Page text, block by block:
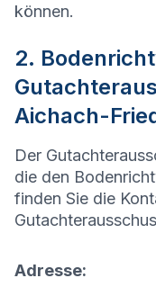
können.
2.
Aichach-
Der
die den
finden Sie die
Adresse: